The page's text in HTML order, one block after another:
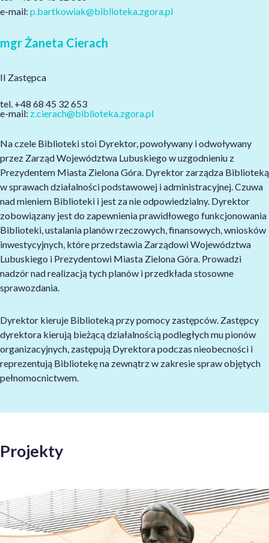
e-mail: p.bartkowiak@biblioteka.zgora.pl
mgr Żaneta Cierach
II Zastępca
tel. +48 68 45 32 653
e-mail: z.cierach@biblioteka.zgora.pl
Na czele Biblioteki stoi Dyrektor, powoływany i odwoływany
przez Zarząd Województwa Lubuskiego w uzgodnieniu z
Prezydentem Miasta Zielona Góra. Dyrektor zarządza Biblioteką
w sprawach działalności podstawowej i administracyjnej. Czuwa
nad mieniem Biblioteki i jest za nie odpowiedzialny. Dyrektor
zobowiązany jest do zapewnienia prawidłowego funkcjonowania
Biblioteki, ustalania planów rzeczowych, finansowych, wniosków
inwestycyjnych, które przedstawia Zarządowi Województwa
Lubuskiego i Prezydentowi Miasta Zielona Góra. Prowadzi
nadzór nad realizacją tych planów i przedkłada stosowne
sprawozdania.
Dyrektor kieruje Biblioteką przy pomocy zastępców. Zastępcy
dyrektora kierują bieżącą działalnością podległych mu pionów
organizacyjnych, zastępują Dyrektora podczas nieobecności i
reprezentują Bibliotekę na zewnątrz w zakresie spraw objętych
pełnomocnictwem.
Projekty